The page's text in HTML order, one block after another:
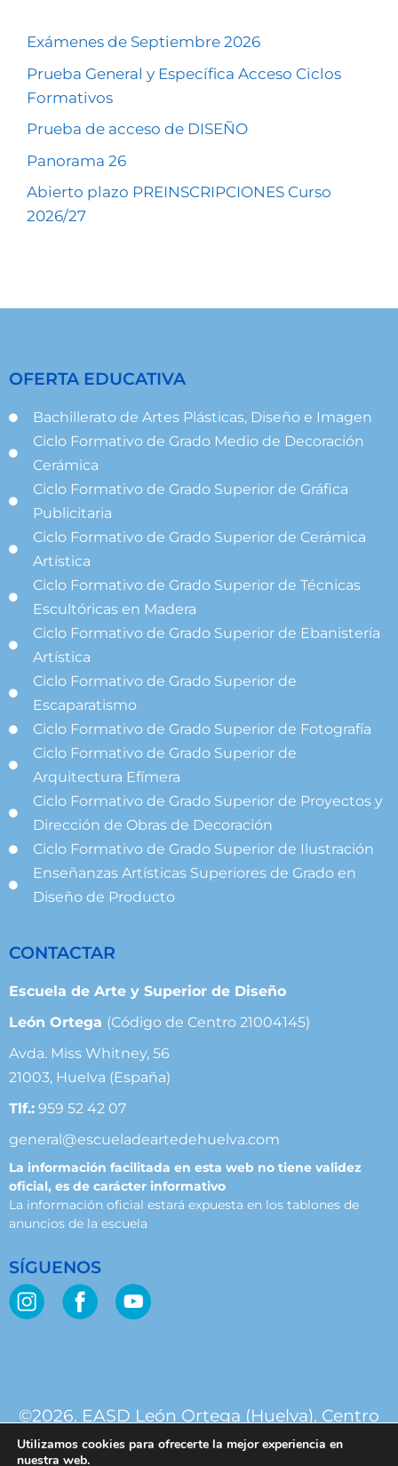
Exámenes de Septiembre 2026
Prueba General y Específica Acceso Ciclos
Formativos
Prueba de acceso de DISEÑO
Panorama 26
Abierto plazo PREINSCRIPCIONES Curso
2026/27
OFERTA EDUCATIVA
Bachillerato de Artes Plásticas, Diseño e Imagen
Ciclo Formativo de Grado Medio de Decoración
Cerámica
Ciclo Formativo de Grado Superior de Gráfica
Publicitaria
Ciclo Formativo de Grado Superior de Cerámica
Artística
Ciclo Formativo de Grado Superior de Técnicas
Escultóricas en Madera
Ciclo Formativo de Grado Superior de Ebanistería
Artística
Ciclo Formativo de Grado Superior de
Escaparatismo
Ciclo Formativo de Grado Superior de Fotografía
Ciclo Formativo de Grado Superior de
Arquitectura Efímera
Ciclo Formativo de Grado Superior de Proyectos y
Dirección de Obras de Decoración
Ciclo Formativo de Grado Superior de Ilustración
Enseñanzas Artísticas Superiores de Grado en
Diseño de Producto
CONTACTAR
Escuela de Arte y Superior de Diseño
León Ortega (Código de Centro 21004145)
Avda. Miss Whitney, 56
21003, Huelva (España)
Tlf.: 959 52 42 07
general@escueladeartedehuelva.com
La información facilitada en esta web no tiene validez
oficial, es de carácter informativo
La información oficial estará expuesta en los tablones de
anuncios de la escuela
SÍGUENOS
©2026. EASD León Ortega (Huelva). Centro
público. Junta de Andalucía.
Utilizamos cookies para ofrecerte la mejor experiencia en
nuestra web.